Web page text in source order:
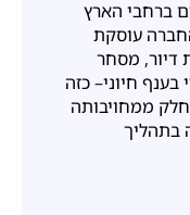
ברחבי הארץ
החברה עוסקת
דיור, מסחר
חיוני– כזה
ממחויבותה
בתהליך